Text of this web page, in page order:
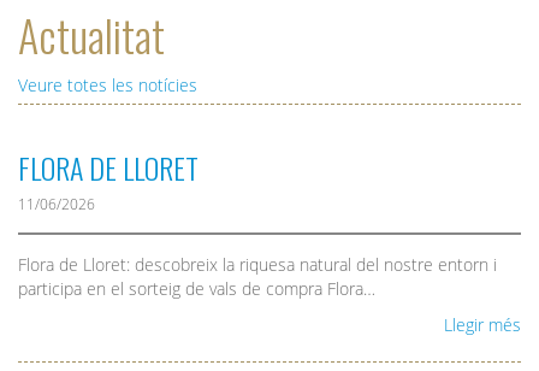
Actualitat
Veure totes les notícies
FLORA DE LLORET
11/06/2026
Flora de Lloret: descobreix la riquesa natural del nostre entorn i
participa en el sorteig de vals de compra Flora…
Llegir més